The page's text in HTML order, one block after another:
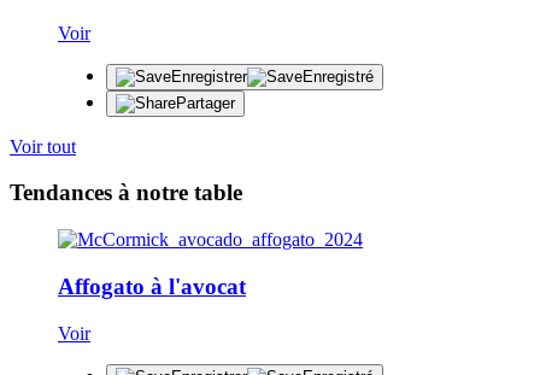
Voir
Enregistrer
Enregistré
Partager
Voir tout
Tendances à notre table
Affogato à l'avocat
Voir